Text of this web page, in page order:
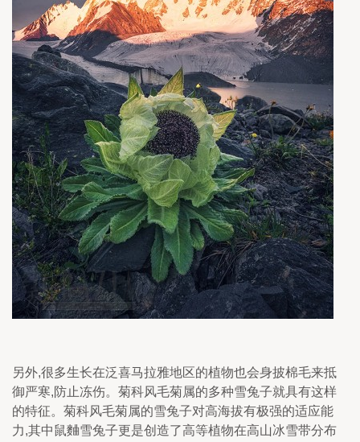
另外,很多生长在泛喜马拉雅地区的植物也会身披棉毛来抵
御严寒,防止冻伤。菊科风毛菊属的多种雪兔子就具有这样
的特征。菊科风毛菊属的雪兔子对高海拔有极强的适应能
力,其中鼠麯雪兔子更是创造了高等植物在高山冰雪带分布